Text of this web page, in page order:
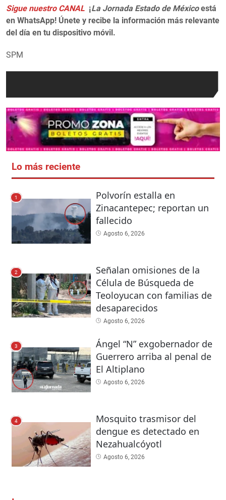
Sigue nuestro CANAL ¡La Jornada Estado de Méxicoestá
en WhatsApp! Únete y recibe la información más relevante
del día en tu dispositivo móvil.
SPM
Lo más reciente
1
Polvorín estalla en
Zinacantepec; reportan un
fallecido
Agosto 6, 2026
2
Señalan omisiones de la
Célula de Búsqueda de
Teoloyucan con familias de
desaparecidos
Agosto 6, 2026
3
Ángel “N” exgobernador de
Guerrero arriba al penal de
El Altiplano
Agosto 6, 2026
4
Mosquito trasmisor del
dengue es detectado en
Nezahualcóyotl
Agosto 6, 2026